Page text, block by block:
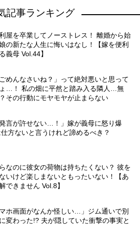
記事ランキング
屋を卒業してノーストレス！ 離婚から始
の新たな人生に悔いはなし！【嫁を便利
義母 Vol.44】
ごめんなさいね？」って絶対悪いと思って
…！ 私の畑に平然と踏み入る隣人…無
その行動にモヤモヤが止まらない
発言が許せない…！」嫁が義母に怒り爆
方ないと言うけれど諦めるべき？
なのに彼女の荷物は持ちたくない？ 彼を
いけど楽しまないともったいない！【あ
できません Vol.8】
マホ画面がなんか怪しい…」ジム通いで別
変わった!? 夫が隠していた衝撃の事実と